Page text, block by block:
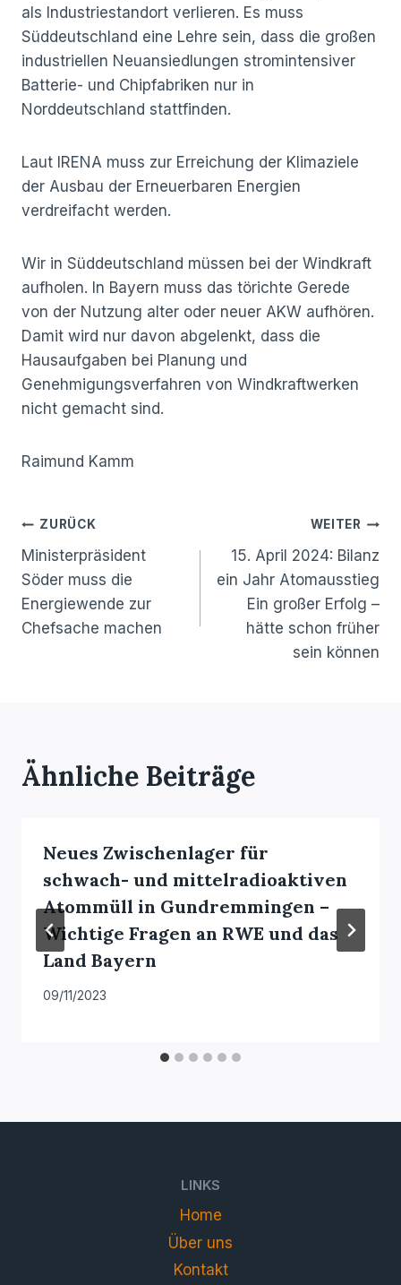
als Industriestandort verlieren. Es muss
Süddeutschland eine Lehre sein, dass die großen
industriellen Neuansiedlungen stromintensiver
Batterie- und Chipfabriken nur in
Norddeutschland stattfinden.
Laut IRENA muss zur Erreichung der Klimaziele
der Ausbau der Erneuerbaren Energien
verdreifacht werden.
Wir in Süddeutschland müssen bei der Windkraft
aufholen. In Bayern muss das törichte Gerede
von der Nutzung alter oder neuer AKW aufhören.
Damit wird nur davon abgelenkt, dass die
Hausaufgaben bei Planung und
Genehmigungsverfahren von Windkraftwerken
nicht gemacht sind.
Raimund Kamm
Beitragsnavigation
ZURÜCK
Ministerpräsident
Söder muss die
Energiewende zur
Chefsache machen
WEITER
15. April 2024: Bilanz
ein Jahr Atomausstieg
Ein großer Erfolg –
hätte schon früher
sein können
Ähnliche Beiträge
Neues Zwischenlager für
schwach- und mittelradioaktiven
Atommüll in Gundremmingen –
Wichtige Fragen an RWE und das
Land Bayern
09/11/2023
LINKS
Home
Über uns
Kontakt